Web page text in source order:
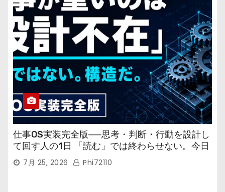
仕事OS実装完全版──思考・判断・行動を設計し
て回す人の1日 「読む」では終わらせない。今日
から回す実装書だ。
7月 25, 2026 Phi72110